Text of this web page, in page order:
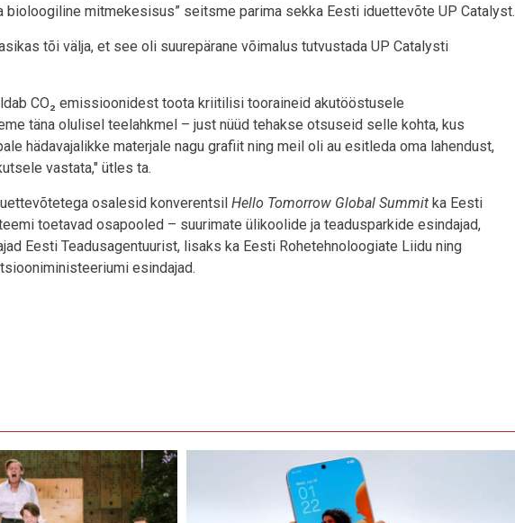
bioloogiline mitmekesisus” seitsme parima sekka Eesti iduettevõte UP Catalyst.
tõi välja, et see oli suurepärane võimalus tutvustada UP Catalysti
CO₂ emissioonidest toota kriitilisi tooraineid akutööstusele
täna olulisel teelahkmel – just nüüd tehakse otsuseid selle kohta, kus
hädavajalikke materjale nagu grafiit ning meil oli au esitleda oma lahendust,
vastata," ütles ta.
osalesid konverentsil Hello Tomorrow Global Summit ka Eesti
toetavad osapooled – suurimate ülikoolide ja teadusparkide esindajad,
Eesti Teadusagentuurist, lisaks ka Eesti Rohetehnoloogiate Liidu ning
esindajad.